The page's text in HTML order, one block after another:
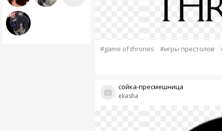
#game of thrones #игры престолов
ekasha
сойка-пресмешница